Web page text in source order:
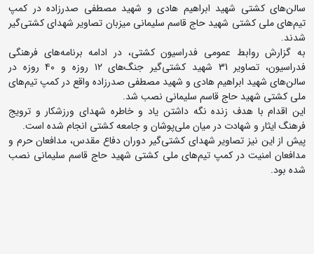
سالن‌های کشتی شهید ابراهیم هادی و شهید مصطفی صدرزاده در کمپ
تیم‌های ملی کشتی شهید حاج قاسم سلیمانی میزبان تصاویر شهدای کشتی‌گیر
شدند.
به گزارش روابط عمومی فدراسیون کشتی، در ادامه برنامه‌های فرهنگی
فدراسیون، تصاویر 31 شهید کشتی‌گیر جنگ‌های ۱۲ روزه و ۴۰ روزه در
سالن‌های شهید ابراهیم هادی و شهید مصطفی صدرزاده واقع در کمپ تیم‌های
ملی کشتی شهید حاج قاسم سلیمانی نصب شد.
این اقدام با هدف زنده نگه داشتن یاد و خاطره شهدای ورزشکار و ترویج
فرهنگ ایثار و شهادت در میان ملی‌پوشان و جامعه کشتی انجام شده است.
پیش از این نیز تصاویر شهدای کشتی‌گیر دوران دفاع مقدس، مدافعان حرم و
مدافعان امنیت در کمپ تیم‌های ملی کشتی شهید حاج قاسم سلیمانی نصب
شده بود.